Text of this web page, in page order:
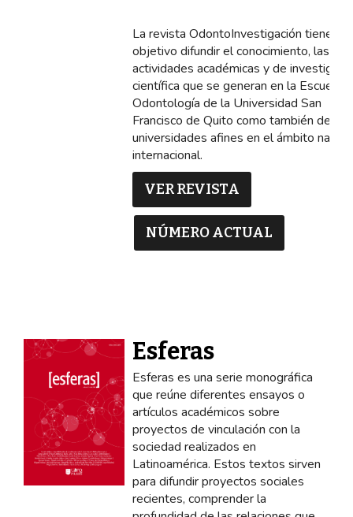
La revista OdontoInvestigación tiene
objetivo difundir el conocimiento, las
actividades académicas y de
científica que se generan en la Escuela
Odontología de la Universidad San
Francisco de Quito como también de
universidades afines en el ámbito
internacional.
VER REVISTA
NÚMERO ACTUAL
Esferas
Esferas es una serie monográfica
que reúne diferentes ensayos o
artículos académicos sobre
proyectos de vinculación con la
sociedad realizados en
Latinoamérica. Estos textos sirven
para difundir proyectos sociales
recientes, comprender la